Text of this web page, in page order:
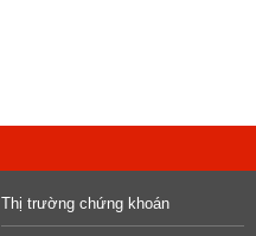
Thị trường chứng khoán